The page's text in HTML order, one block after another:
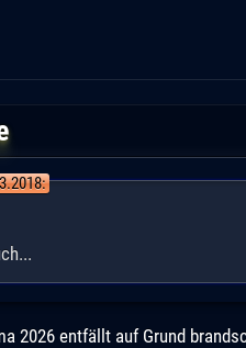
2026 entfällt auf Grund